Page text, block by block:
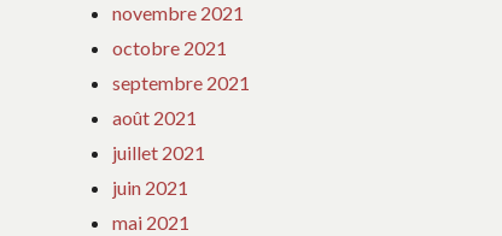
novembre 2021
octobre 2021
septembre 2021
août 2021
juillet 2021
juin 2021
mai 2021